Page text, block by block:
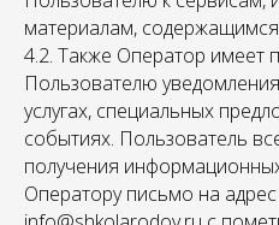
материалам,
4.2. Также Оператор имеет
Пользователю
услугах, специальных
событиях. Пользователь
получения
Оператору письмо на